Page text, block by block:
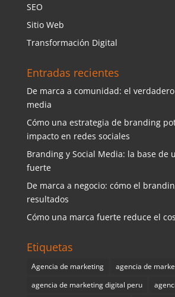
SEO
Sitio Web
Transformación Digital
Entradas recientes
De marca a comunidad: el
media
Cómo una estrategia de branding
impacto en redes sociales
Branding y Social Media: la base de
fuerte
De marca a negocio: cómo el
resultados
Cómo una marca fuerte reduce el
Etiquetas
Agencia de marketing
agencia de
agencia de marketing digital peru